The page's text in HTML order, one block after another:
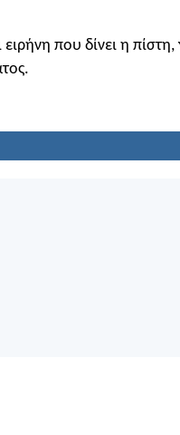
που δίνει η πίστη,